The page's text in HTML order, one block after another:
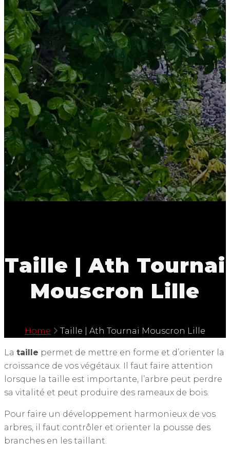
Taille | Ath Tournai
Mouscron Lille
Home Taille | Ath Tournai Mouscron Lille
La taille permet de mettre en forme et d’orienter la
croissance de vos végétaux. Il faut faire attention
lorsque la taille est importante, l’arbre peut perdre
sa vitalité et peut produire des rameaux de bois.
Pour faire un développement harmonieux de vos
arbres, il faut contrôler et orienter la pousse des
branches en les taillant.